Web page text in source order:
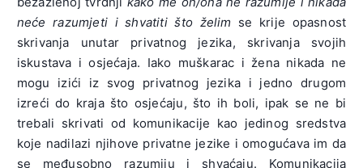
neće razumjeti i shvatiti što želim se krije opasnost
skrivanja unutar privatnog jezika, skrivanja svojih
iskustava i osjećaja. Iako muškarac i žena nikada ne
mogu izići iz svog privatnog jezika i jedno drugom
izreći do kraja što osjećaju, što ih boli, ipak se ne bi
trebali skrivati od komunikacije kao jedinog sredstva
koje nadilazi njihove privatne jezike i omogućava im da
se međusobno razumiju i shvaćaju. Komunikacija